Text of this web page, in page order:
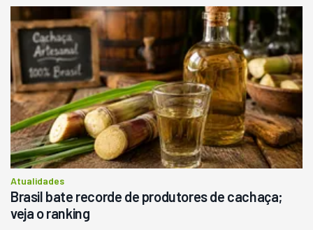
Atualidades
Brasil bate recorde de produtores de cachaça;
veja o ranking